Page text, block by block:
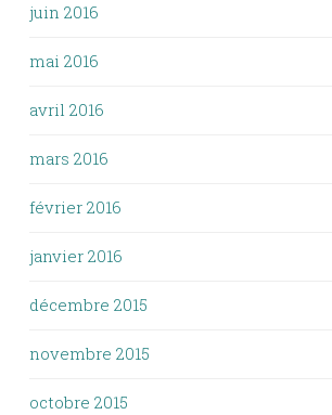
juin 2016
mai 2016
avril 2016
mars 2016
février 2016
janvier 2016
décembre 2015
novembre 2015
octobre 2015